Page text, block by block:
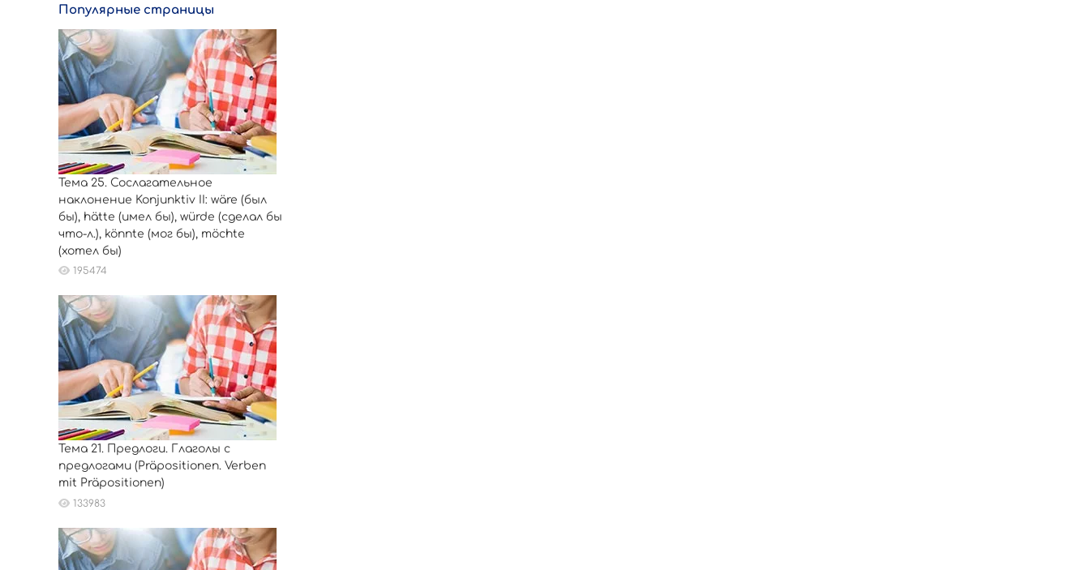
Популярные страницы
Тема 25. Сослагательное
наклонение Konjunktiv II: wäre (был
бы), hätte (имел бы), würde (сделал бы
что-л.), könnte (мог бы), möchte
(хотел бы)
195474
Тема 21. Предлоги. Глаголы с
предлогами (Präpositionen. Verben
mit Präpositionen)
133983